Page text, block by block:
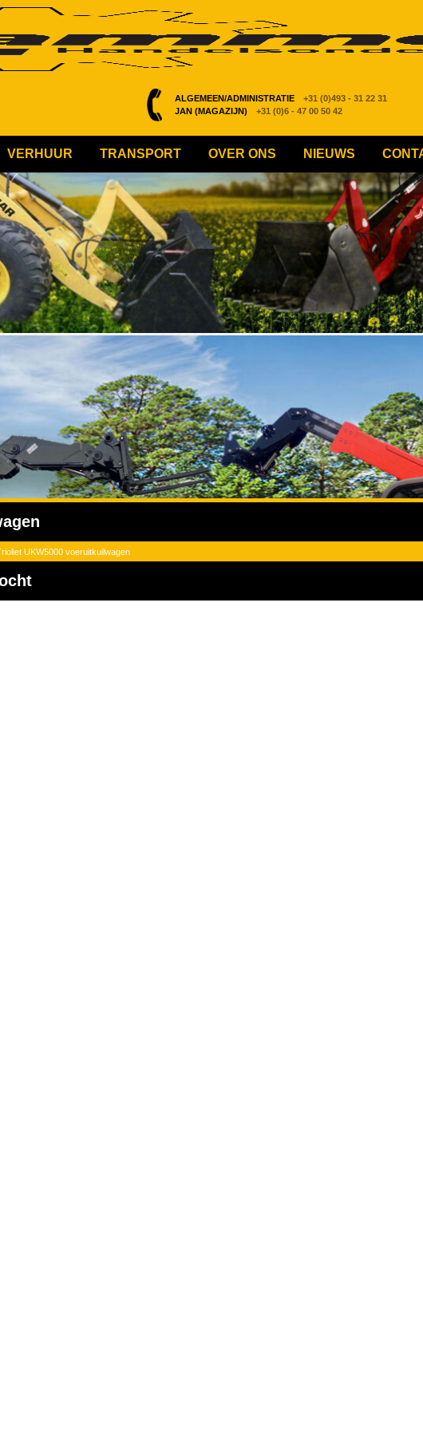
ALGEMEEN/ADMINISTRATIE +31 (0)493 - 31 22 31
JAN (MAGAZIJN)
+31 (0)6 - 47 00 50 42
VERHUUR TRANSPORT OVER ONS NIEUWS
UKW5000 voeruitkuilwagen